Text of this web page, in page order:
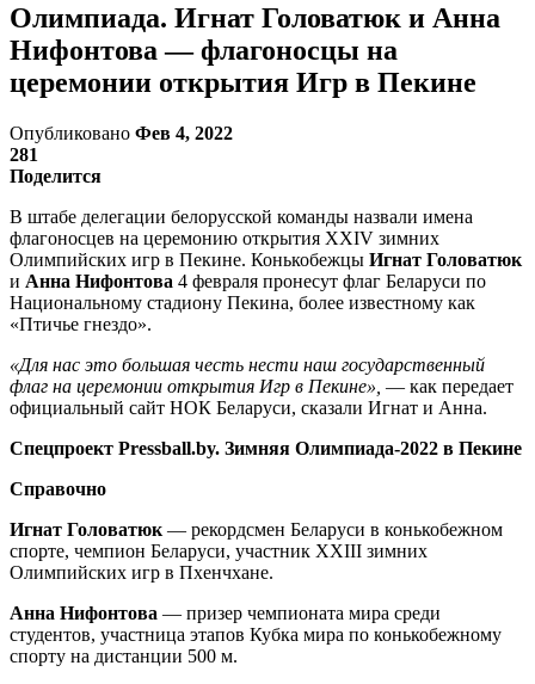
Олимпиада. Игнат Головатюк и Анна
Нифонтова — флагоносцы на
церемонии открытия Игр в Пекине
Опубликовано Фев 4, 2022
281
Поделится
В штабе делегации белорусской команды назвали имена
флагоносцев на церемонию открытия XXIV зимних
Олимпийских игр в Пекине. Конькобежцы Игнат Головатюк
и Анна Нифонтова 4 февраля пронесут флаг Беларуси по
Национальному стадиону Пекина, более известному как
«Птичье гнездо».
«Для нас это большая честь нести наш государственный
флаг на церемонии открытия Игр в Пекине», — как передает
официальный сайт НОК Беларуси, сказали Игнат и Анна.
Спецпроект Pressball.by. Зимняя Олимпиада-2022 в Пекине
Справочно
Игнат Головатюк — рекордсмен Беларуси в конькобежном
спорте, чемпион Беларуси, участник XXIII зимних
Олимпийских игр в Пхенчхане.
Анна Нифонтова — призер чемпионата мира среди
студентов, участница этапов Кубка мира по конькобежному
спорту на дистанции 500 м.